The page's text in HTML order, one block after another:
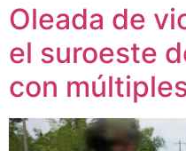
Oleada de
el suroeste
con